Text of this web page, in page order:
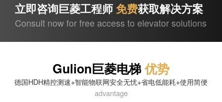
立即咨询巨菱工程师免费获取解决方案
Consult now for free access to elevator solutions
Gulion巨菱电梯优势
德国HDH精控测速+智能物联网安全无忧+省电低能耗+使用简便
advantage